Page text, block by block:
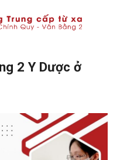
2 Y Dược ở